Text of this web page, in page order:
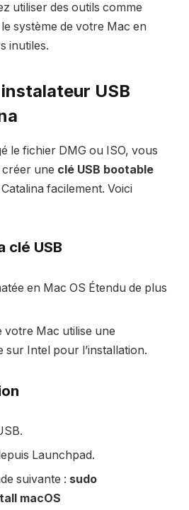
utiliser des outils comme
système de votre Mac en
inutiles.
USB
le fichier DMG ou ISO, vous
créer une clé USB bootable
facilement. Voici
clé USB
en Mac OS Étendu de plus
Mac utilise une
sur Intel pour l’installation.
Launchpad.
suivante : sudo
macOS